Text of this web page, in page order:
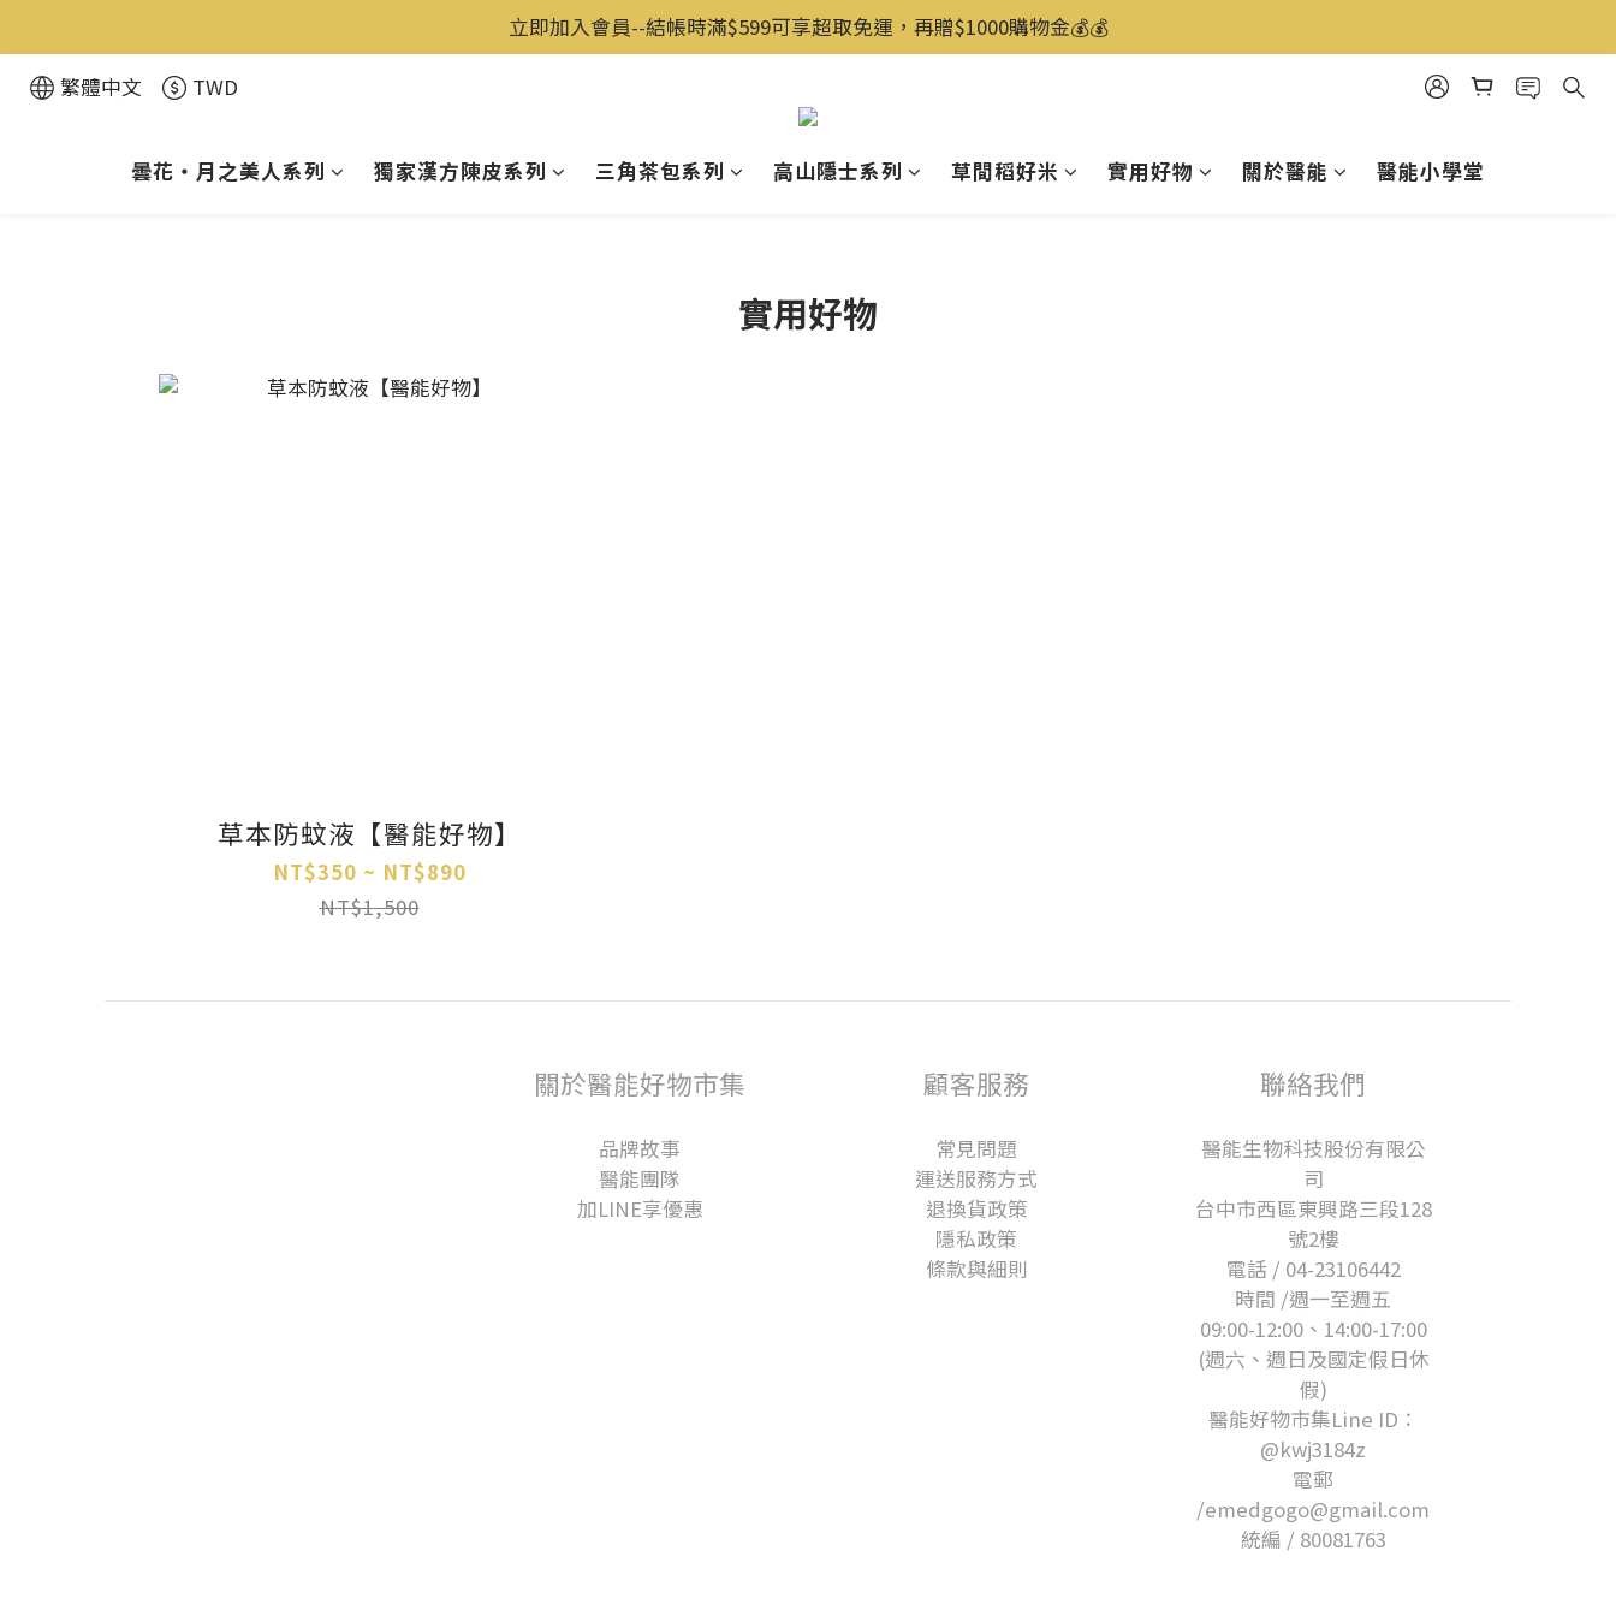
立即加入會員--結帳時滿$599可享超取免運，再贈$1000購物金💰️💰️
繁體中文 TWD
曇花・月之美人系列 獨家漢方陳皮系列 三角茶包系列 高山隱士系列 草間稻好米 實用好物 關於醫能 醫能小學堂
實用好物
草本防蚊液【醫能好物】
NT$350 ~ NT$890
NT$1,500
關於醫能好物市集
品牌故事
醫能團隊
加LINE享優惠
顧客服務
常見問題
運送服務方式
退換貨政策
隱私政策
條款與細則
聯絡我們
醫能生物科技股份有限公
司
台中市西區東興路三段128
號2樓
電話 / 04-23106442
時間 /週一至週五
09:00-12:00、14:00-17:00
(週六、週日及國定假日休
假)
醫能好物市集Line ID：
@kwj3184z
電郵
/emedgogo@gmail.com
統編 / 80081763